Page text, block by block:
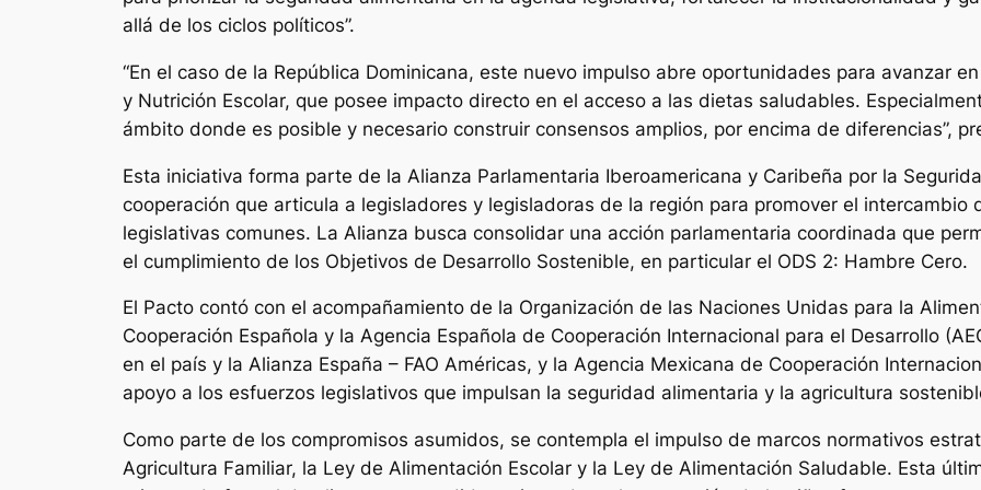
allá de los ciclos políticos”.
“En el caso de la República Dominicana, este nuevo impulso abre oportunidades para avanzar
y Nutrición Escolar, que posee impacto directo en el acceso a las dietas saludables.
ámbito donde es posible y necesario construir consensos amplios, por encima de diferencias”,
Esta iniciativa forma parte de la Alianza Parlamentaria Iberoamericana y Caribeña por la
cooperación que articula a legisladores y legisladoras de la región para promover el intercambio
legislativas comunes. La Alianza busca consolidar una acción parlamentaria coordinada que
el cumplimiento de los Objetivos de Desarrollo Sostenible, en particular el ODS 2: Hambre Cero.
El Pacto contó con el acompañamiento de la Organización de las Naciones Unidas para la
Cooperación Española y la Agencia Española de Cooperación Internacional para el Desarrollo
en el país y la Alianza España – FAO Américas, y la Agencia Mexicana de Cooperación
apoyo a los esfuerzos legislativos que impulsan la seguridad alimentaria y la agricultura
Como parte de los compromisos asumidos, se contempla el impulso de marcos normativos
Agricultura Familiar, la Ley de Alimentación Escolar y la Ley de Alimentación Saludable. Esta